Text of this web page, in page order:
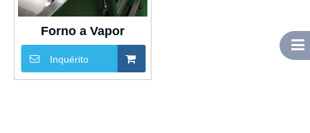
Forno a Vapor
Inquérito